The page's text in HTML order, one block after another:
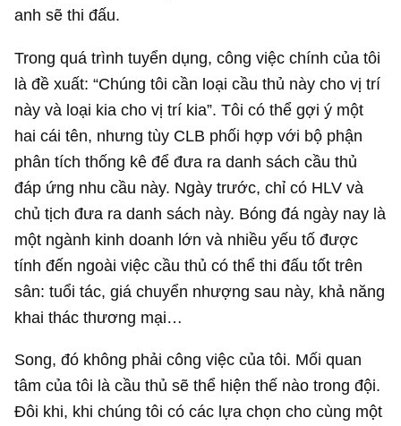
anh sẽ thi đấu.
Trong quá trình tuyển dụng, công việc chính của tôi
là đề xuất: “Chúng tôi cần loại cầu thủ này cho vị trí
này và loại kia cho vị trí kia”. Tôi có thể gợi ý một
hai cái tên, nhưng tùy CLB phối hợp với bộ phận
phân tích thống kê để đưa ra danh sách cầu thủ
đáp ứng nhu cầu này. Ngày trước, chỉ có HLV và
chủ tịch đưa ra danh sách này. Bóng đá ngày nay là
một ngành kinh doanh lớn và nhiều yếu tố được
tính đến ngoài việc cầu thủ có thể thi đấu tốt trên
sân: tuổi tác, giá chuyển nhượng sau này, khả năng
khai thác thương mại…
Song, đó không phải công việc của tôi. Mối quan
tâm của tôi là cầu thủ sẽ thể hiện thế nào trong đội.
Đôi khi, khi chúng tôi có các lựa chọn cho cùng một